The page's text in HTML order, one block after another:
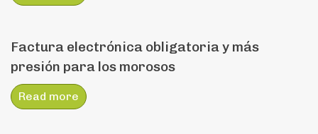
Factura electrónica obligatoria y más
presión para los morosos
Read more